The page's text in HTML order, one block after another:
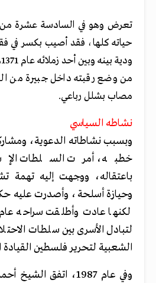
تعرض وهو في السادسة عشرة من
حياته كلها، فقد أصيب بكسر في
من وضع رقبته داخل جبيرة من
مصاب بشلل رباعي.
نشاطه السياسي
وبسبب نشاطاته الدعوية،
باعتقاله، ووجهت إليه تهمة
لتبادل الأسرى بين سلطات
الشعبية لتحرير فلسطين القيادة
وفي عام 1987، اتفق